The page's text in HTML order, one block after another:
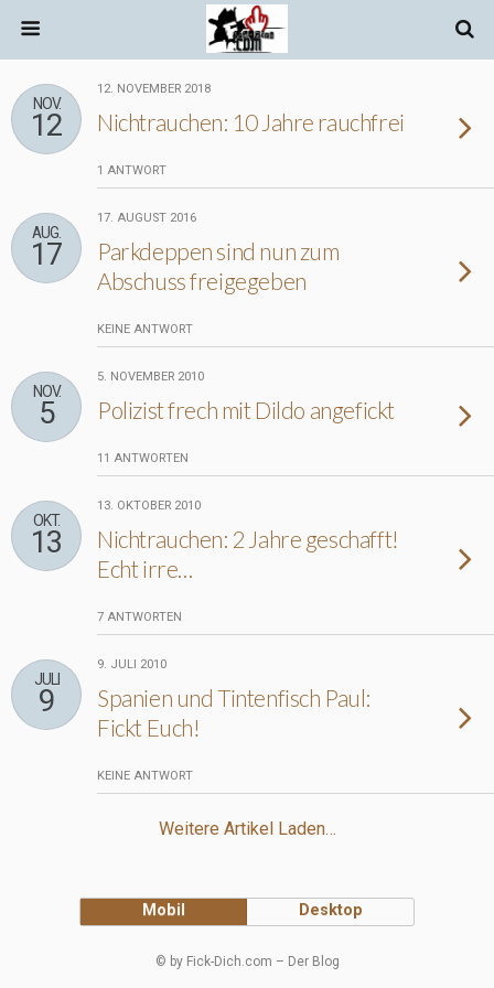
NOV.
12
12. NOVEMBER 2018
Nichtrauchen: 10 Jahre rauchfrei
1 ANTWORT
AUG.
17
17. AUGUST 2016
Parkdeppen sind nun zum
Abschuss freigegeben
KEINE ANTWORT
NOV.
5
5. NOVEMBER 2010
Polizist frech mit Dildo angefickt
11 ANTWORTEN
OKT.
13
13. OKTOBER 2010
Nichtrauchen: 2 Jahre geschafft!
Echt irre…
7 ANTWORTEN
JULI
9
9. JULI 2010
Spanien und Tintenfisch Paul:
Fickt Euch!
KEINE ANTWORT
Weitere Artikel Laden…
Mobil Desktop
© by Fick-Dich.com – Der Blog